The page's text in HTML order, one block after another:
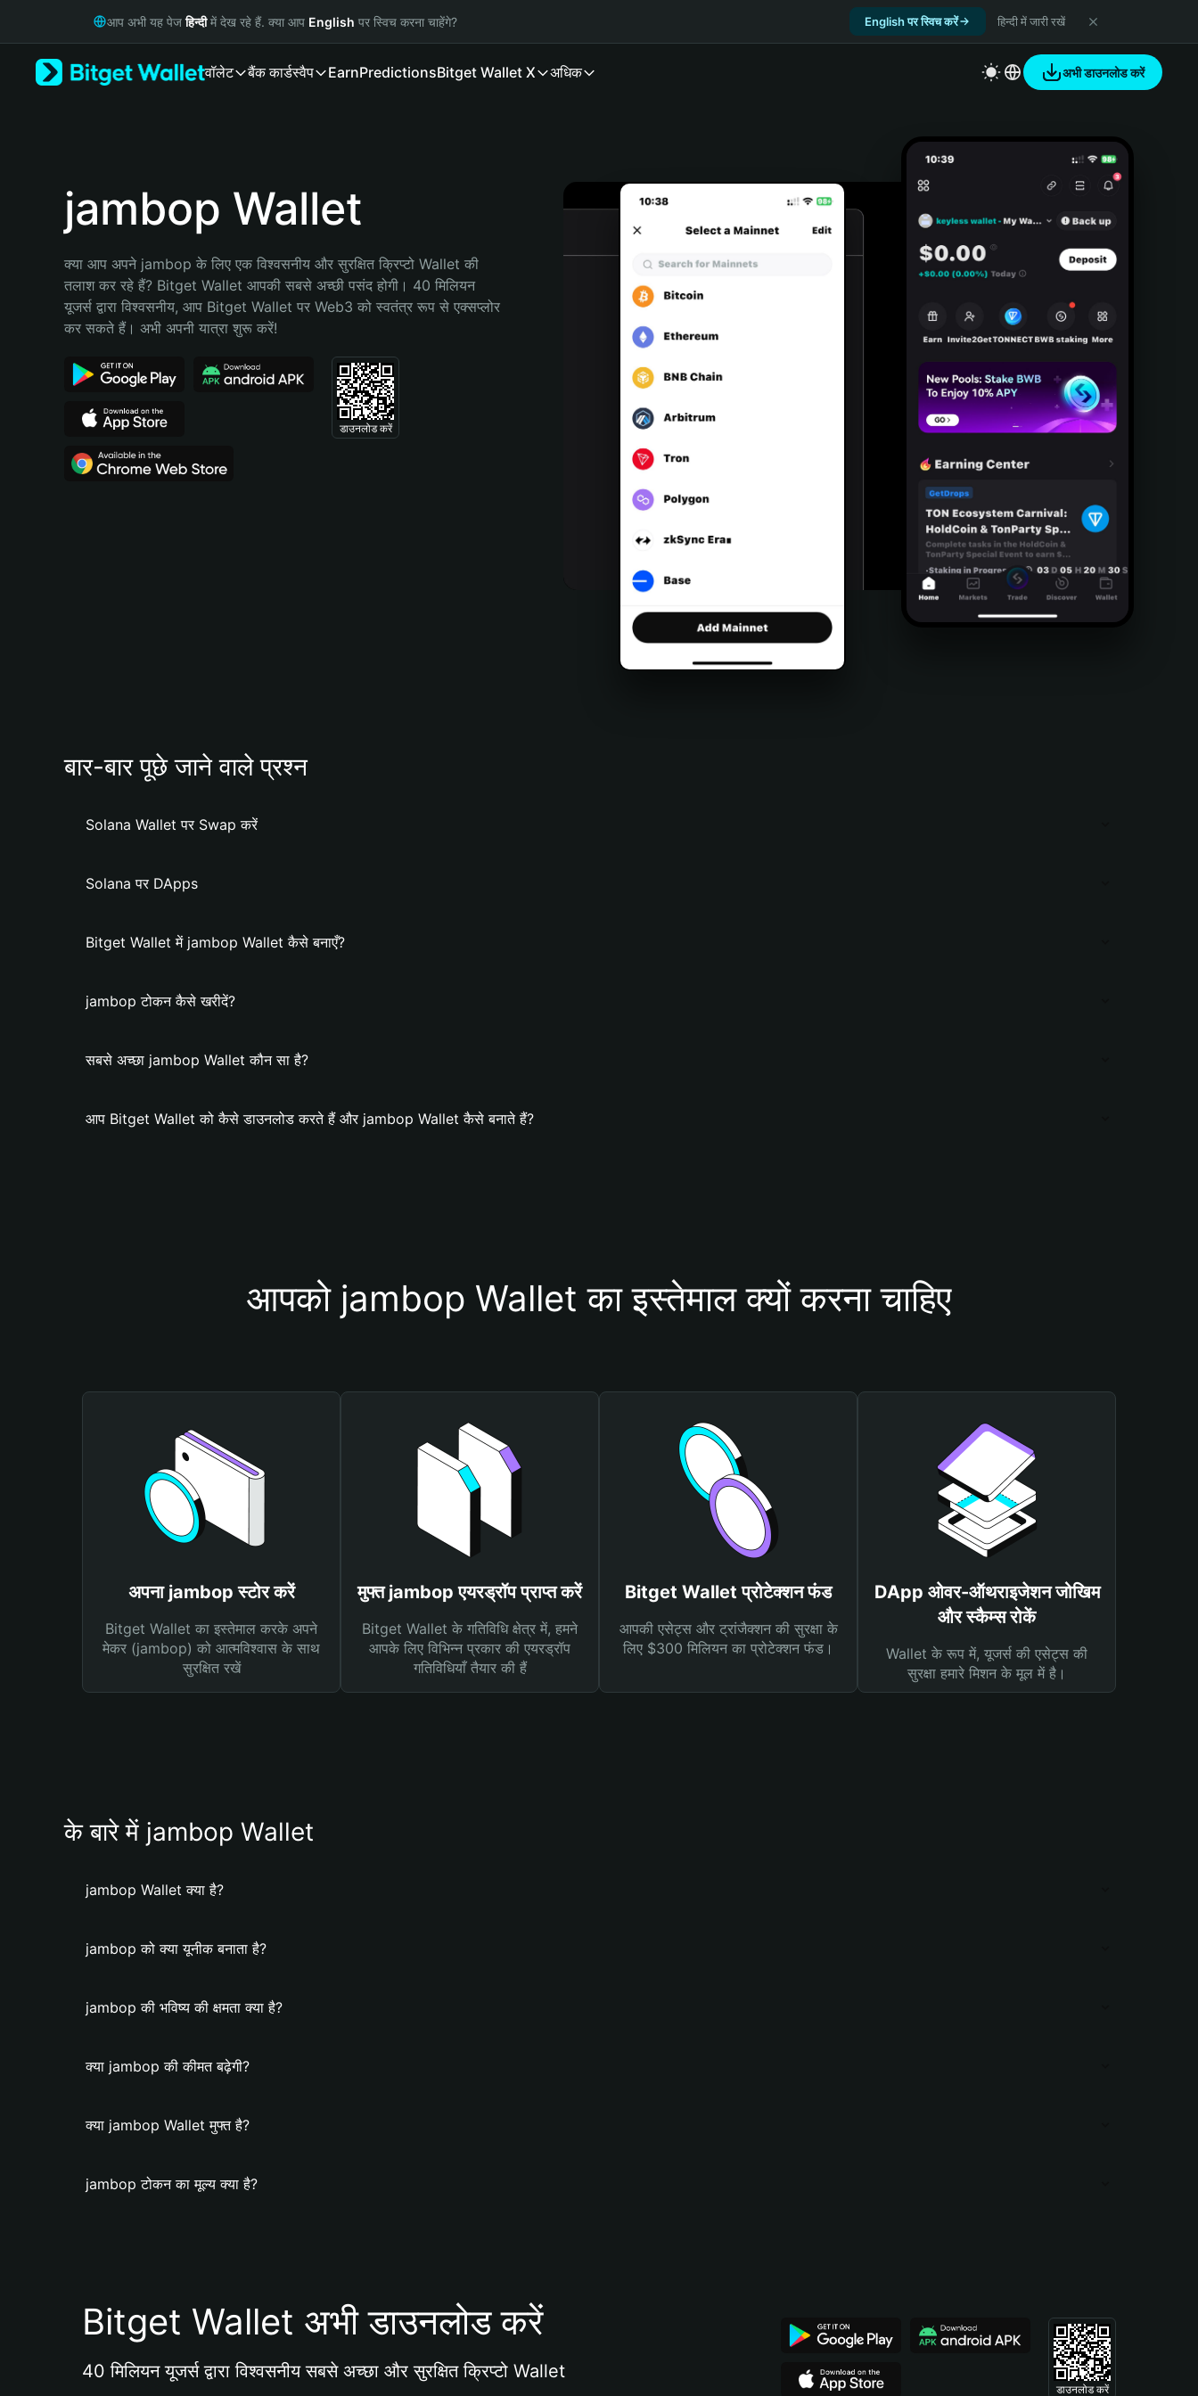
Русский
Bahasa Indonesia
Português (Brasil)
आप अभी यह पेजहिन्दीमें देख रहे हैं. क्या आप English पर स्विच करना चाहेंगे? English पर स्विच करें हिन्दी में जारी रखें
वॉलेट बैंक कार्डस्वैप EarnPredictionsBitget Wallet X अधिक अभी डाउनलोड करें
jambop Wallet
क्या आप अपने jambop के लिए एक विश्वसनीय और सुरक्षित क्रिप्टो Wallet की
तलाश कर रहे हैं? Bitget Wallet आपकी सबसे अच्छी पसंद होगी। 40 मिलियन
यूजर्स द्वारा विश्वसनीय, आप Bitget Wallet पर Web3 को स्वतंत्र रूप से एक्सप्लोर
कर सकते हैं। अभी अपनी यात्रा शुरू करें!
डाउनलोड करें
बार-बार पूछे जाने वाले प्रश्न
Solana Wallet पर Swap करें
Solana पर DApps
Bitget Wallet में jambop Wallet कैसे बनाएँ?
jambop टोकन कैसे खरीदें?
सबसे अच्छा jambop Wallet कौन सा है?
आप Bitget Wallet को कैसे डाउनलोड करते हैं और jambop Wallet कैसे बनाते हैं?
आपको jambop Wallet का इस्तेमाल क्यों करना चाहिए
अपना jambop स्टोर करें
Bitget Wallet का इस्तेमाल करके अपने
मेकर (jambop) को आत्मविश्वास के साथ
सुरक्षित रखें
मुफ्त jambop एयरड्रॉप प्राप्त करें
Bitget Wallet के गतिविधि क्षेत्र में, हमने
आपके लिए विभिन्न प्रकार की एयरड्रॉप
गतिविधियाँ तैयार की हैं
Bitget Wallet प्रोटेक्शन फंड
आपकी एसेट्स और ट्रांजैक्शन की सुरक्षा के
लिए $300 मिलियन का प्रोटेक्शन फंड।
DApp ओवर-ऑथराइजेशन जोखिम
और स्कैम्स रोकें
Wallet के रूप में, यूजर्स की एसेट्स की
सुरक्षा हमारे मिशन के मूल में है।
के बारे में jambop Wallet
jambop Wallet क्या है?
jambop को क्या यूनीक बनाता है?
jambop की भविष्य की क्षमता क्या है?
क्या jambop की कीमत बढ़ेगी?
क्या jambop Wallet मुफ्त है?
jambop टोकन का मूल्य क्या है?
Bitget Wallet अभी डाउनलोड करें
40 मिलियन यूजर्स द्वारा विश्वसनीय सबसे अच्छा और सुरक्षित क्रिप्टो Wallet
डाउनलोड करें